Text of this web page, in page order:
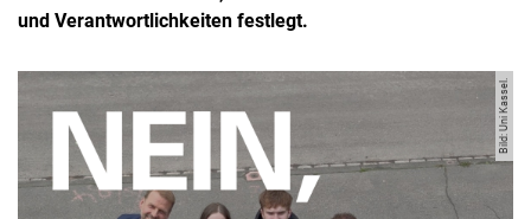
und Verantwortlichkeiten festlegt.
Bild: Uni Kassel.